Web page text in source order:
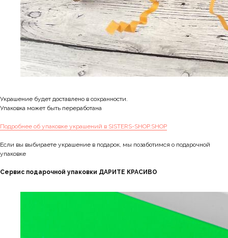
Украшение будет доставлено в сохранности.
Упаковка может быть переработана
Подробнее об упаковке украшений в SISTERS-SHOP.SHOP
Если вы выбираете украшение в подарок, мы позаботимся о подарочной
упаковке
Сервис подарочной упаковки ДАРИТЕ КРАСИВО